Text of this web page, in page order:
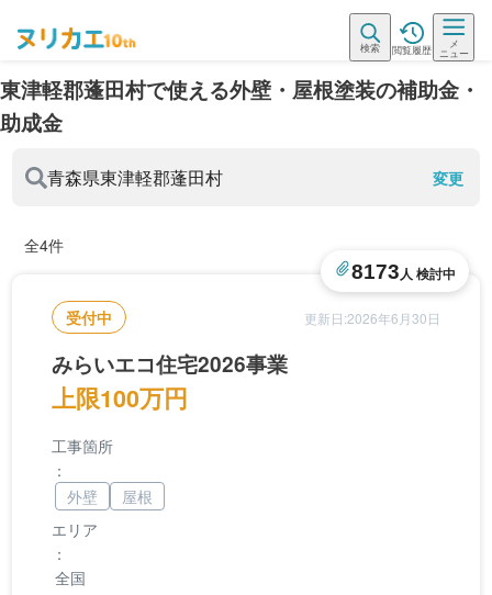
検索 閲覧履歴
メ
ニュー
東津軽郡蓬田村で使える外壁・屋根塗装の補助金・
助成金
青森県東津軽郡蓬田村 変更
全4件
受付中 更新日:2026年6月30日
みらいエコ住宅2026事業
上限100万円
8173人 検討中
エリア
：
全国
工事箇所
：
外壁
屋根